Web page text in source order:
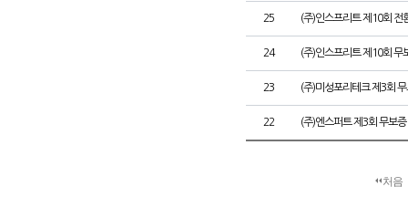
25 (주)인스프리트 제10회 전
24 (주)인스프리트 제10회 무
23 (주)미성포리테크 제3회
22 (주)엔스퍼트 제3회 무보
처음